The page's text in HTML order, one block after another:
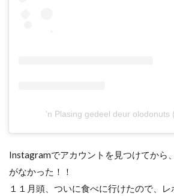
'n Plasing gedeel deur olodonuts
Instagramでアカウントを見つけてから
がなかった！！
１１月頭、ついに食べに行けたので、